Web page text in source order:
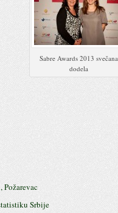
Sabre Awards 2013 svečana
dodela
Požarevac
Srbije